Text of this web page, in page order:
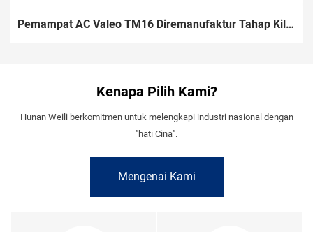
Pemampat AC Valeo TM16 Diremanufaktur Tahap Kilang – Teras Dioptimumkan untuk Kenderaan Komersial Ringan, Bas Mini & Van | 12V/24V R134a
Kenapa Pilih Kami?
Hunan Weili berkomitmen untuk melengkapi industri nasional dengan
"hati Cina".
Mengenai Kami